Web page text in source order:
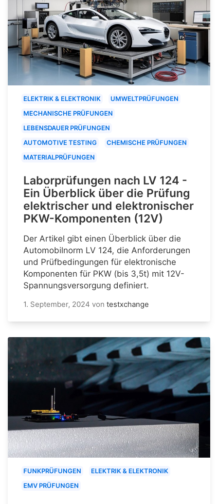
ELEKTRIK & ELEKTRONIK
UMWELTPRÜFUNGEN
MECHANISCHE PRÜFUNGEN
LEBENSDAUER PRÜFUNGEN
AUTOMOTIVE TESTING
CHEMISCHE PRÜFUNGEN
MATERIALPRÜFUNGEN
Laborprüfungen nach LV 124 -
Ein Überblick über die Prüfung
elektrischer und elektronischer
PKW-Komponenten (12V)
Der Artikel gibt einen Überblick über die
Automobilnorm LV 124, die Anforderungen
und Prüfbedingungen für elektronische
Komponenten für PKW (bis 3,5t) mit 12V-
Spannungsversorgung definiert.
1. September, 2024 von testxchange
FUNKPRÜFUNGEN
ELEKTRIK & ELEKTRONIK
EMV PRÜFUNGEN